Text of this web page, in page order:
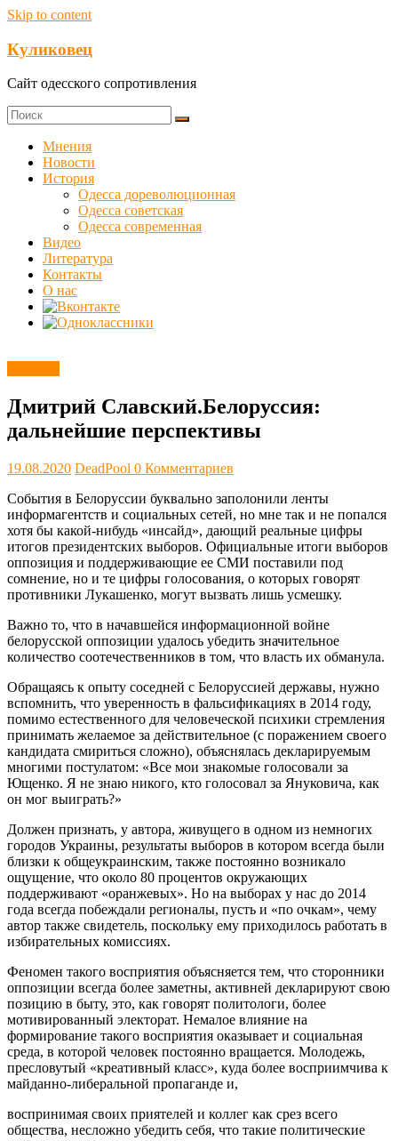
Skip to content
Куликовец
Сайт одесского сопротивления
Мнения
Новости
История
Одесса дореволюционная
Одесса советская
Одесса современная
Видео
Литература
Контакты
О нас
Дмитрий Славский.Белоруссия:
дальнейшие перспективы
19.08.2020 DeadPool 0 Комментариев
События в Белоруссии буквально заполонили ленты
информагентств и социальных сетей, но мне так и не попался
хотя бы какой-нибудь «инсайд», дающий реальные цифры
итогов президентских выборов. Официальные итоги выборов
оппозиция и поддерживающие ее СМИ поставили под
сомнение, но и те цифры голосования, о которых говорят
противники Лукашенко, могут вызвать лишь усмешку.
Важно то, что в начавшейся информационной войне
белорусской оппозиции удалось убедить значительное
количество соотечественников в том, что власть их обманула.
Обращаясь к опыту соседней с Белоруссией державы, нужно
вспомнить, что уверенность в фальсификациях в 2014 году,
помимо естественного для человеческой психики стремления
принимать желаемое за действительное (с поражением своего
кандидата смириться сложно), объяснялась декларируемым
многими постулатом: «Все мои знакомые голосовали за
Ющенко. Я не знаю никого, кто голосовал за Януковича, как
он мог выиграть?»
Должен признать, у автора, живущего в одном из немногих
городов Украины, результаты выборов в котором всегда были
близки к общеукраинским, также постоянно возникало
ощущение, что около 80 процентов окружающих
поддерживают «оранжевых». Но на выборах у нас до 2014
года всегда побеждали регионалы, пусть и «по очкам», чему
автор также свидетель, поскольку ему приходилось работать в
избирательных комиссиях.
Феномен такого восприятия объясняется тем, что сторонники
оппозиции всегда более заметны, активней декларируют свою
позицию в быту, это, как говорят политологи, более
мотивированный электорат. Немалое влияние на
формирование такого восприятия оказывает и социальная
среда, в которой человек постоянно вращается. Молодежь,
пресловутый «креативный класс», куда более восприимчива к
майданно-либеральной пропаганде и,
воспринимая своих приятелей и коллег как срез всего
общества, несложно убедить себя, что такие политические